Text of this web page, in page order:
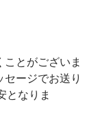
とがございま
ージでお送り
となりま